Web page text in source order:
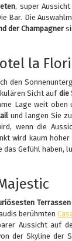
, super
Bar. Die
der Champagner
la
den
Sicht aufdie
Lage weit oben
und langen Sie
wenn die
wird kaum
das Gefühl haben,
berühmten
Aussicht auf
der Skyline der